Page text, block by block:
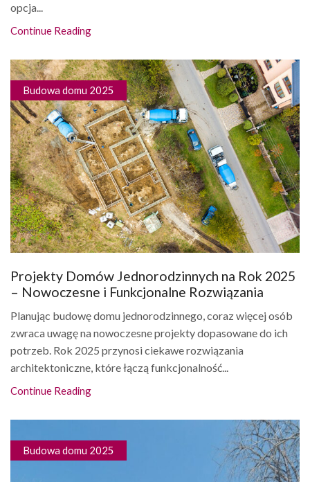
opcja...
Continue Reading
Budowa domu 2025
Projekty Domów Jednorodzinnych na Rok 2025
– Nowoczesne i Funkcjonalne Rozwiązania
Planując budowę domu jednorodzinnego, coraz więcej osób
zwraca uwagę na nowoczesne projekty dopasowane do ich
potrzeb. Rok 2025 przynosi ciekawe rozwiązania
architektoniczne, które łączą funkcjonalność...
Continue Reading
Budowa domu 2025